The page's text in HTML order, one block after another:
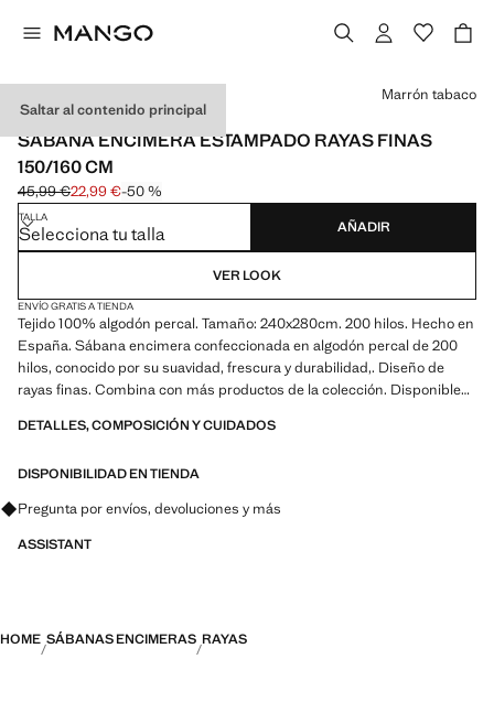
Saltar al contenido principal
HECHO EN ESPAÑA
SÁBANA ENCIMERA ESTAMPADO RAYAS FINAS
150/160 CM
Precio inicial tachado [45,99 € ]
45,99 €
Precio actual [22,99 € ]
22,99 €-50 %
Selecciona un color
Marrón tabaco
TALLA
Selecciona tu talla AÑADIR
VER LOOK
ENVÍO GRATIS A TIENDA
Tejido 100% algodón percal. Tamaño: 240x280cm. 200 hilos. Hecho en
España. Sábana encimera confeccionada en algodón percal de 200
hilos, conocido por su suavidad, frescura y durabilidad,. Diseño de
rayas finas. Combina con más productos de la colección. Disponible
DETALLES, COMPOSICIÓN Y CUIDADOS
DISPONIBILIDAD EN TIENDA
Pregunta por envíos, devoluciones y más
ASSISTANT
HOME SÁBANAS ENCIMERAS RAYAS